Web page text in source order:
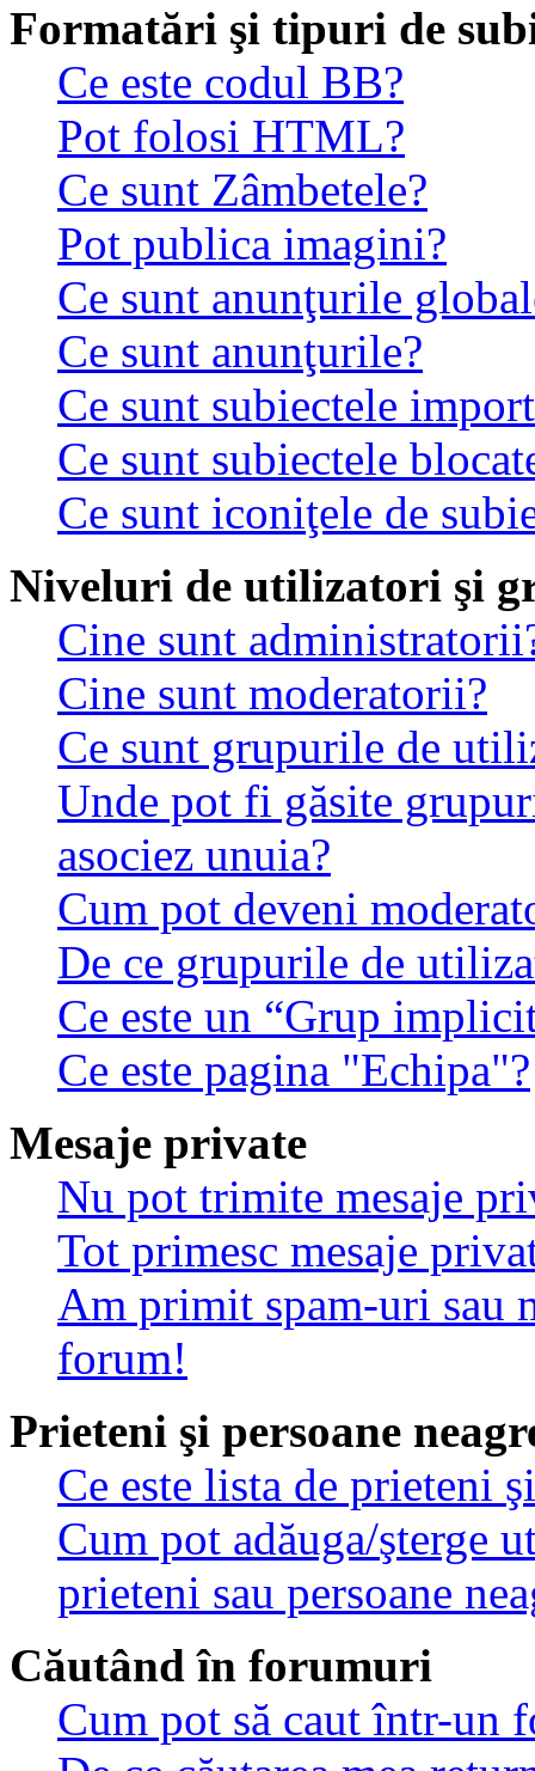
Formatări şi tipuri de
Ce este codul BB?
Pot folosi HTML?
Ce sunt Zâmbetele?
Pot publica imagini?
Ce sunt anunţurile
Ce sunt anunţurile?
Ce sunt subiectele
Ce sunt subiectele
Ce sunt iconiţele de
Niveluri de utilizatori şi
Cine sunt
Cine sunt moderatorii?
Ce sunt grupurile de
Unde pot fi găsite
asociez unuia?
Cum pot deveni
De ce grupurile de
Ce este un “Grup
Ce este pagina "Echipa"?
Mesaje private
Nu pot trimite mesaje
Tot primesc mesaje
Am primit spam-uri sau
forum!
Prieteni şi persoane
Ce este lista de prieteni
Cum pot adăuga/şterge
prieteni sau persoane
Căutând în forumuri
Cum pot să caut într-un